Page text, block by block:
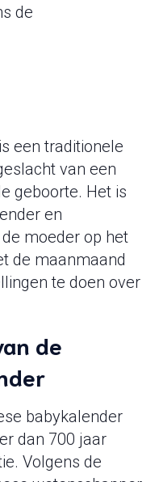
de
een traditionele
van een
geboorte. Het is
en
moeder op het
de maanmaand
te doen over
de
babykalender
dan 700 jaar
Volgens de